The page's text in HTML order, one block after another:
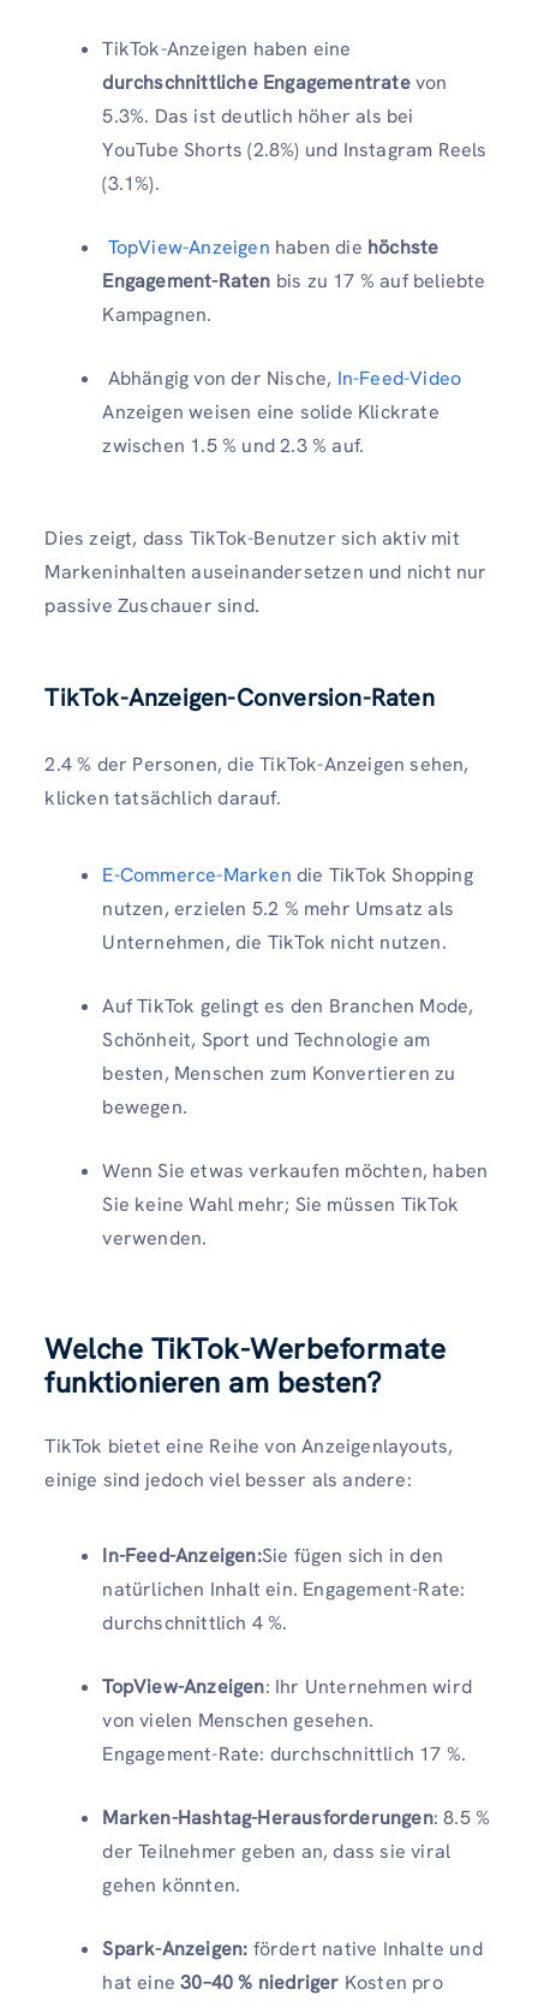
TikTok-Anzeigen haben eine
durchschnittliche Engagementratevon
5.3%. Das ist deutlich höher als bei
YouTube Shorts (2.8%) und Instagram Reels
(3.1%).
TopView-Anzeigen haben die höchste
Engagement-Raten bis zu 17 % auf beliebte
Kampagnen.
Abhängig von der Nische, In-Feed-Video
Anzeigen weisen eine solide Klickrate
zwischen 1.5 % und 2.3 % auf.
Dies zeigt, dass TikTok-Benutzer sich aktiv mit
Markeninhalten auseinandersetzen und nicht nur
passive Zuschauer sind.
TikTok-Anzeigen-Conversion-Raten
2.4 % der Personen, die TikTok-Anzeigen sehen,
klicken tatsächlich darauf.
E-Commerce-Marken die TikTok Shopping
nutzen, erzielen 5.2 % mehr Umsatz als
Unternehmen, die TikTok nicht nutzen.
Auf TikTok gelingt es den Branchen Mode,
Schönheit, Sport und Technologie am
besten, Menschen zum Konvertieren zu
bewegen.
Wenn Sie etwas verkaufen möchten, haben
Sie keine Wahl mehr; Sie müssen TikTok
verwenden.
Welche TikTok-Werbeformate
funktionieren am besten?
TikTok bietet eine Reihe von Anzeigenlayouts,
einige sind jedoch viel besser als andere:
In-Feed-Anzeigen:Sie fügen sich in den
natürlichen Inhalt ein. Engagement-Rate:
durchschnittlich 4 %.
TopView-Anzeigen: Ihr Unternehmen wird
von vielen Menschen gesehen.
Engagement-Rate: durchschnittlich 17 %.
Marken-Hashtag-Herausforderungen: 8.5 %
der Teilnehmer geben an, dass sie viral
gehen könnten.
Spark-Anzeigen: fördert native Inhalte und
hat eine30–40 % niedriger Kosten pro